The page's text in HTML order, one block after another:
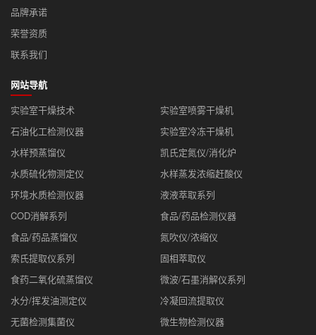
品牌承诺
荣誉资质
联系我们
网站导航
实验室干燥技术
实验室喷雾干燥机
石油化工检测仪器
实验室冷冻干燥机
水样预蒸馏仪
凯氏定氮仪/消化炉
水质硫化物测定仪
水样蒸发浓缩赶酸仪
环境水质检测仪器
液液萃取系列
COD消解系列
食品/药品检测仪器
食品/药品蒸馏仪
氮吹仪/浓缩仪
索氏提取仪系列
固相萃取仪
食药二氧化硫蒸馏仪
微波/石墨消解仪系列
水分/挥发油测定仪
冷凝回流提取仪
无菌检测集菌仪
微生物检测仪器